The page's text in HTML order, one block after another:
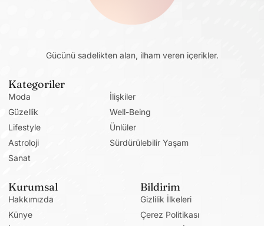
Gücünü sadelikten alan, ilham veren içerikler.
Kategoriler
Moda
Güzellik
Lifestyle
Astroloji
Sanat
İlişkiler
Well-Being
Ünlüler
Sürdürülebilir Yaşam
Kurumsal
Hakkımızda
Künye
Bildirim
Gizlilik İlkeleri
Çerez Politikası